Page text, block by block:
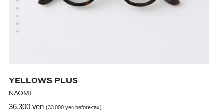
YELLOWS PLUS
NAOMI
通
販
36,300 yen (33,000 yen before-tax)